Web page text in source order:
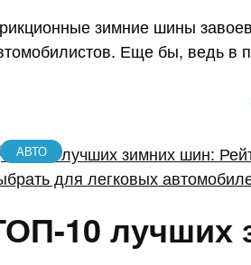
зимние шины
Еще бы, ведь в
АВТО
10 лучших